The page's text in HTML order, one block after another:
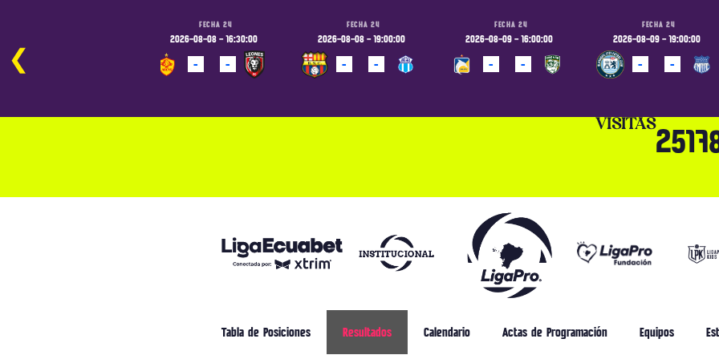
FECHA 24
2026-08-08 - 16:30:00
- -
FECHA 24
2026-08-08 - 19:00:00
- -
FECHA 24
2026-08-09 - 16:00:00
- -
FECHA 24
2026-08-09 - 19:00:00
- -
❮
VISITAS
Tabla de Posiciones Resultados Calendario Actas de Programación Equipos